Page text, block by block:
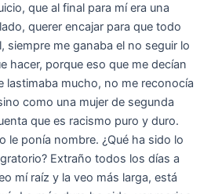
que al final para mí era una
querer encajar para que todo
siempre me ganaba el no seguir lo
hacer, porque eso que me decían
lastimaba mucho, no me reconocía
como una mujer de segunda
que es racismo puro y duro.
le ponía nombre. ¿Qué ha sido lo
Extraño todos los días a
mí raíz y la veo más larga, está